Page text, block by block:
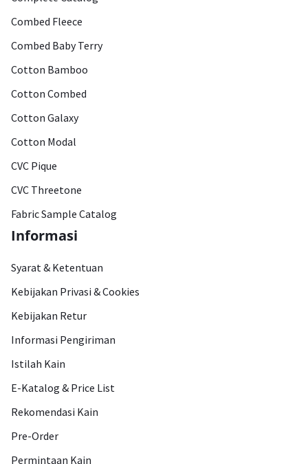
Combed Fleece
Combed Baby Terry
Cotton Bamboo
Cotton Combed
Cotton Galaxy
Cotton Modal
CVC Pique
CVC Threetone
Fabric Sample Catalog
Informasi
Syarat & Ketentuan
Kebijakan Privasi & Cookies
Kebijakan Retur
Informasi Pengiriman
Istilah Kain
E-Katalog & Price List
Rekomendasi Kain
Pre-Order
Permintaan Kain